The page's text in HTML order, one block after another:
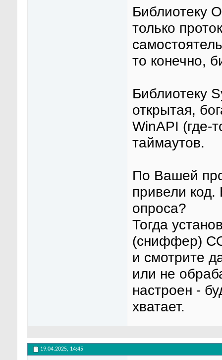
Библиотеку
только
то конечно,
Библиотеку
открытая,
WinAPI (где-
таймаутов.
По Вашей
привели код.
опроса?
Тогда
(сниффер)
и смотрите
или не
настроен -
хватает.
19.04.2025, 14:45